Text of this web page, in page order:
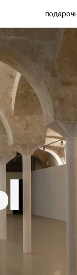
подарочные сертификаты